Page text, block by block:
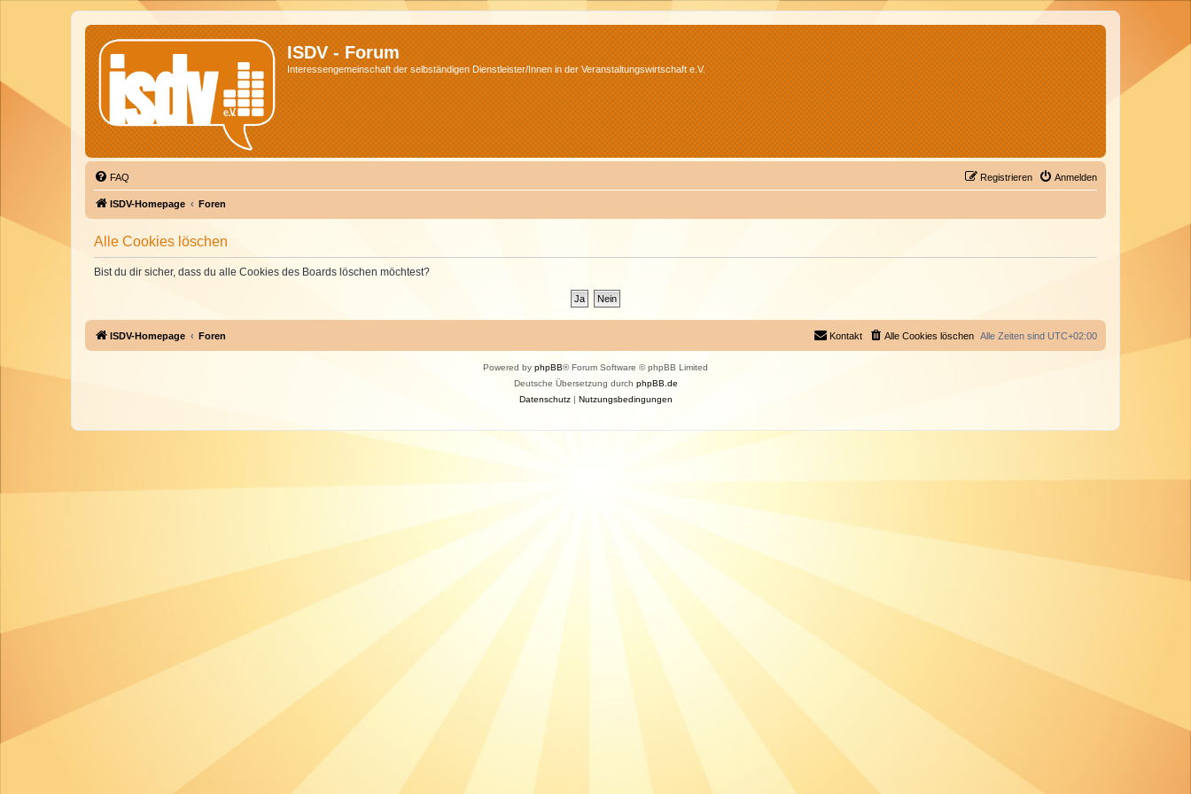
ISDV - Forum
Interessengemeinschaft der selbständigen Dienstleister/Innen in der Veranstaltungswirtschaft e.V.
FAQ Anmelden
Registrieren
ISDV-Homepage Foren
Alle Cookies löschen
Bist du dir sicher, dass du alle Cookies des Boards löschen möchtest?
ISDV-Homepage Foren Alle Zeiten sind UTC+02:00
Alle Cookies löschen
Kontakt
Powered by phpBB® Forum Software © phpBB Limited
Deutsche Übersetzung durch phpBB.de
Datenschutz| Nutzungsbedingungen